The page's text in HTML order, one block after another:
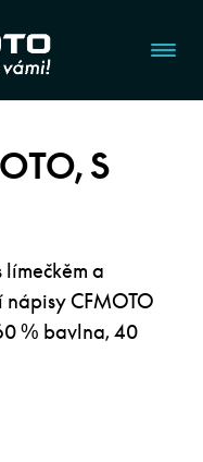
S
a
CFMOTO
% bavlna, 40